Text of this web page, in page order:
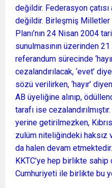
değildir. Federasyon
değildir. Birleşmiş Milletler
Planı’nın 24 Nisan 2004
sunulmasının üzerinden
referandum sürecinde
cezalandırılacak, ‘evet’
sözü verilirken, ‘hayır’
AB üyeliğine alınıp,
tarafı ise
yerine getirilmezken,
zulüm niteliğindeki haksız
da halen devam
KKTC’ye hep birlikte sahip
Cumhuriyeti ile birlikte bu